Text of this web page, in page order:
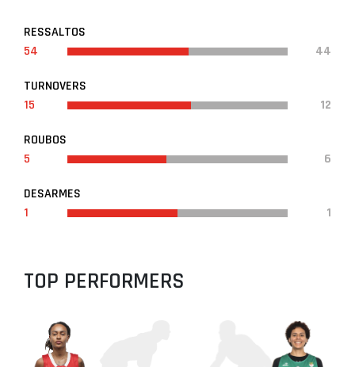
RESSALTOS
54
44
TURNOVERS
15
12
ROUBOS
5
6
DESARMES
1
1
TOP PERFORMERS